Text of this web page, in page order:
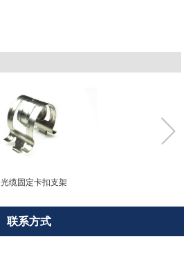
光缆固定卡扣支架
联系方式